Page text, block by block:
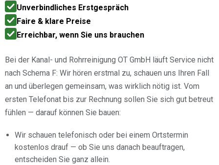
Unverbindliches Erstgespräch
Faire & klare Preise
Erreichbar, wenn Sie uns brauchen
Bei der Kanal- und Rohrreinigung OT GmbH läuft Service nicht
nach Schema F: Wir hören erstmal zu, schauen uns Ihren Fall
an und überlegen gemeinsam, was wirklich nötig ist. Vom
ersten Telefonat bis zur Rechnung sollen Sie sich gut betreut
fühlen — darauf können Sie bauen:
Wir schauen telefonisch oder bei einem Ortstermin
kostenlos drauf — ob Sie uns danach beauftragen,
entscheiden Sie ganz allein.